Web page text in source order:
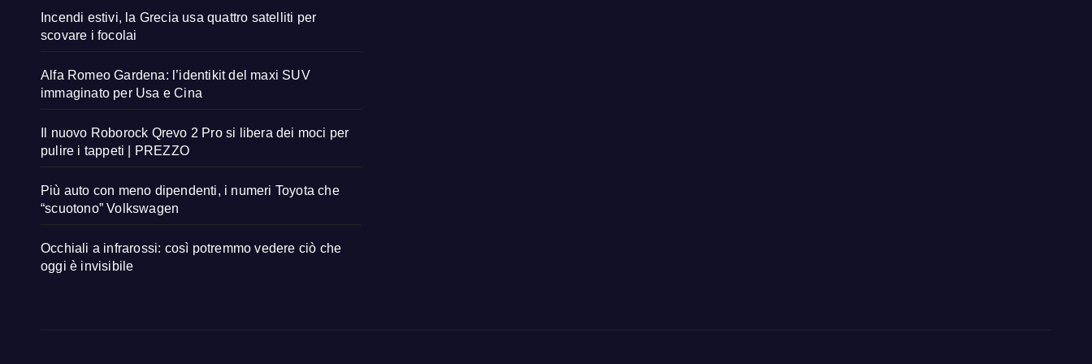
Incendi estivi, la Grecia usa quattro satelliti per
scovare i focolai
Alfa Romeo Gardena: l’identikit del maxi SUV
immaginato per Usa e Cina
Il nuovo Roborock Qrevo 2 Pro si libera dei moci per
pulire i tappeti | PREZZO
Più auto con meno dipendenti, i numeri Toyota che
“scuotono” Volkswagen
Occhiali a infrarossi: così potremmo vedere ciò che
oggi è invisibile